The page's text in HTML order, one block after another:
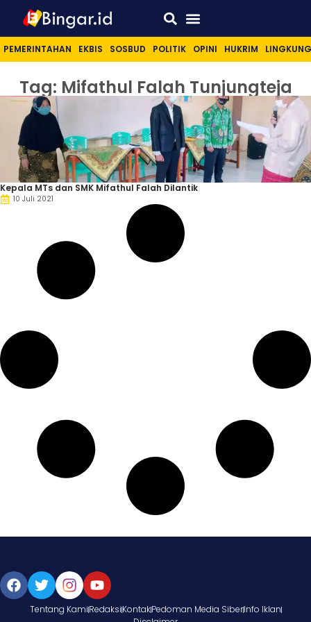
PEMERINTAHAN EKBIS SOSBUD POLITIK OPINI HUKRIM
Tag: Mifathul Falah Tunjungteja
Kepala MTs dan SMK Mifathul Falah Dilantik
10 Juli 2021
Tentang KamiRedaksiKontakPedoman Media SiberInfo Iklan